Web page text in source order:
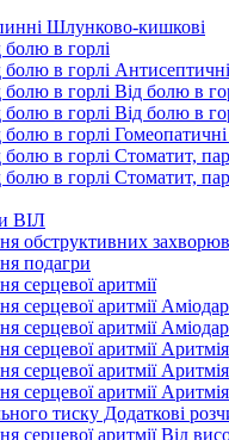
Шлунково-кишкові
болю в горлі
болю в горлі Антисептичні
болю в горлі Від болю в
болю в горлі Від болю в
болю в горлі
болю в горлі Стоматит,
болю в горлі Стоматит,
ВІЛ
обструктивних
подагри
серцевої аритмії
серцевої аритмії
серцевої аритмії
серцевої аритмії Аритмія
серцевої аритмії
серцевої аритмії
тиску Додаткові
серцевої аритмії Від